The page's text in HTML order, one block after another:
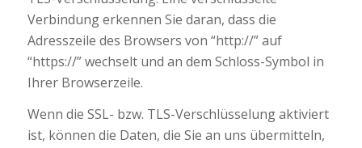
Verbindung erkennen Sie daran, dass die
Adresszeile des Browsers von “http://” auf
“https://” wechselt und an dem Schloss-Symbol in
Ihrer Browserzeile.
Wenn die SSL- bzw. TLS-Verschlüsselung aktiviert
ist, können die Daten, die Sie an uns übermitteln,